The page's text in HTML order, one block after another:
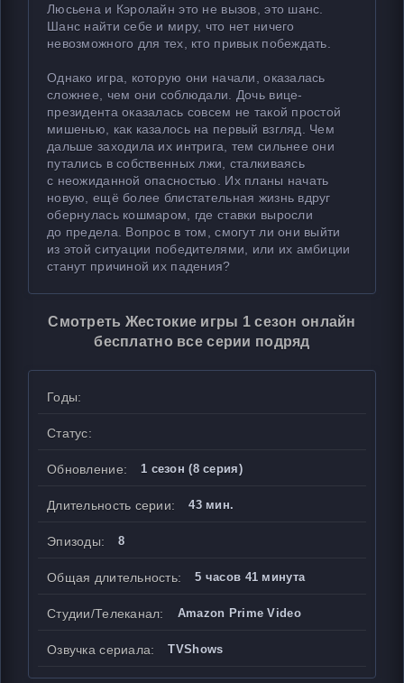
Люсьена и Кэролайн это не вызов, это шанс.
Шанс найти себе и миру, что нет ничего
невозможного для тех, кто привык побеждать.
Однако игра, которую они начали, оказалась
сложнее, чем они соблюдали. Дочь вице-
президента оказалась совсем не такой простой
мишенью, как казалось на первый взгляд. Чем
дальше заходила их интрига, тем сильнее они
путались в собственных лжи, сталкиваясь
с неожиданной опасностью. Их планы начать
новую, ещё более блистательная жизнь вдруг
обернулась кошмаром, где ставки выросли
до предела. Вопрос в том, смогут ли они выйти
из этой ситуации победителями, или их амбиции
станут причиной их падения?
Смотреть Жестокие игры 1 сезон онлайн
бесплатно все серии подряд
Годы:
Статус:
Обновление: 1 сезон (8 серия)
Длительность серии: 43 мин.
Эпизоды: 8
Общая длительность: 5 часов 41 минута
Студии/Телеканал: Amazon Prime Video
Озвучка сериала: TVShows